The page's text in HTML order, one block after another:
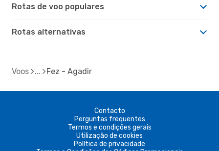
Rotas de voo populares
Rotas alternativas
Voos Fez - Agadir
Contacto
Perguntas frequentes
Termos e condições gerais
Utilização de cookies
Política de privacidade